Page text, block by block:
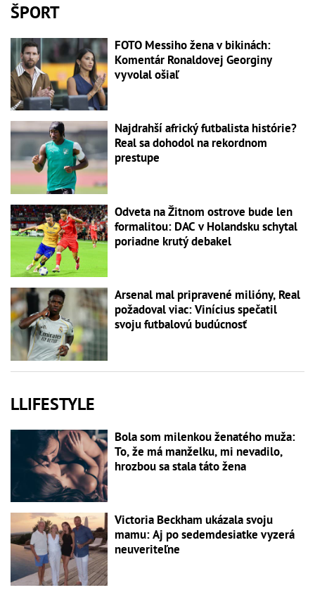
ŠPORT
FOTO Messiho žena v bikinách:
Komentár Ronaldovej Georginy
vyvolal ošiaľ
Najdrahší africký futbalista histórie?
Real sa dohodol na rekordnom
prestupe
Odveta na Žitnom ostrove bude len
formalitou: DAC v Holandsku schytal
poriadne krutý debakel
Arsenal mal pripravené milióny, Real
požadoval viac: Vinícius spečatil
svoju futbalovú budúcnosť
LLIFESTYLE
Bola som milenkou ženatého muža:
To, že má manželku, mi nevadilo,
hrozbou sa stala táto žena
Victoria Beckham ukázala svoju
mamu: Aj po sedemdesiatke vyzerá
neuveriteľne